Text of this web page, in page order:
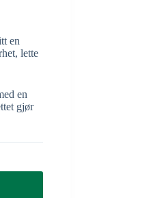
en
lette
en
gjør